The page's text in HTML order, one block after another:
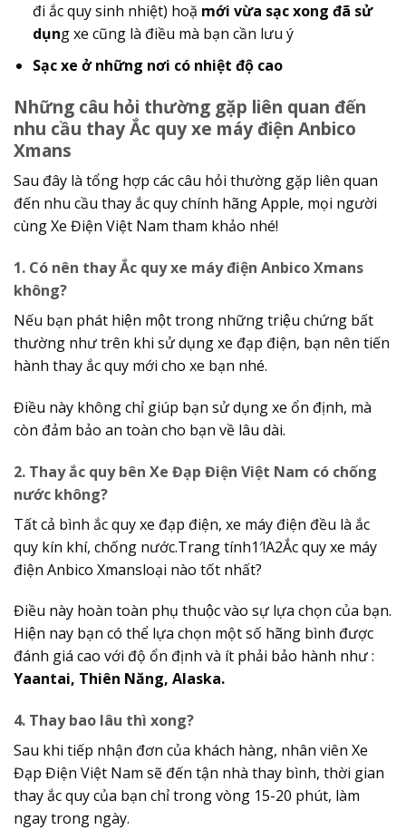
đi ắc quy sinh nhiệt) hoặ mới vừa sạc xong đã sử
dụng xe cũng là điều mà bạn cần lưu ý
Sạc xe ở những nơi có nhiệt độ cao
Những câu hỏi thường gặp liên quan đến
nhu cầu thay Ắc quy xe máy điện Anbico
Xmans
Sau đây là tổng hợp các câu hỏi thường gặp liên quan
đến nhu cầu thay ắc quy chính hãng Apple, mọi người
cùng Xe Điện Việt Nam tham khảo nhé!
1. Có nên thay Ắc quy xe máy điện Anbico Xmans
không?
Nếu bạn phát hiện một trong những triệu chứng bất
thường như trên khi sử dụng xe đạp điện, bạn nên tiến
hành thay ắc quy mới cho xe bạn nhé.
Điều này không chỉ giúp bạn sử dụng xe ổn định, mà
còn đảm bảo an toàn cho bạn về lâu dài.
2. Thay ắc quy bên Xe Đạp Điện Việt Nam có chống
nước không?
Tất cả bình ắc quy xe đạp điện, xe máy điện đều là ắc
quy kín khí, chống nước.Trang tính1′!A2Ắc quy xe máy
điện Anbico Xmansloại nào tốt nhất?
Điều này hoàn toàn phụ thuộc vào sự lựa chọn của bạn.
Hiện nay bạn có thể lựa chọn một số hãng bình được
đánh giá cao với độ ổn định và ít phải bảo hành như :
Yaantai, Thiên Năng, Alaska.
4. Thay bao lâu thì xong?
Sau khi tiếp nhận đơn của khách hàng, nhân viên Xe
Đạp Điện Việt Nam sẽ đến tận nhà thay bình, thời gian
thay ắc quy của bạn chỉ trong vòng 15-20 phút, làm
ngay trong ngày.